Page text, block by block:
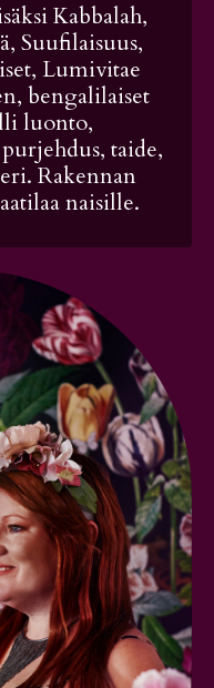
Kabbalah,
Suufilaisuus,
Lumivitae
bengalilaiset
luonto,
taide,
Rakennan
naisille.